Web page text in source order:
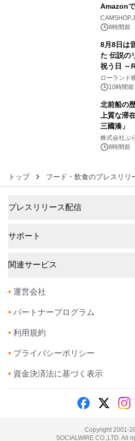
Amazon
8時間前
8月8日は
た 伝説の
祝う日 ～
を展示し
催 英国ラ
アーティ
メーショ
ローランド
10時間前
北前船の
上質な滞
三國湊」
株式会社ぷ
8時間前
トップ フード・飲食のプレスリリ
プレスリリース配信
サポート
関連サービス
• 運営会社
• パートナープログラム
• 利用規約
• プライバシーポリシー
• 資金決済法に基づく表示
Copyright 2001-
SOCIALWIRE CO.,LTD. All